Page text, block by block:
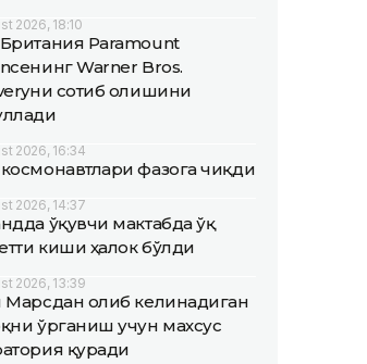
2026, 18:10
Paramount
Warner Bros.
сотиб олишини
2026, 16:34
космонавтлари фазога чиқди
2026, 14:37
ўқувчи мактабда ўқ
киши ҳалок бўлди
2026, 13:39
Марсдан олиб келинадиган
ўрганиш учун махсус
қуради